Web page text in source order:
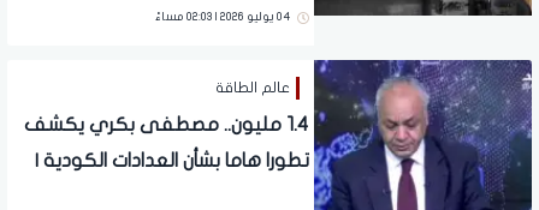
04 يوليو 2026 | 02:03 مساءً
عالم الطاقة
1.4 مليون.. مصطفى بكري يكشف
تطورا هاما بشأن العدادات الكودية |